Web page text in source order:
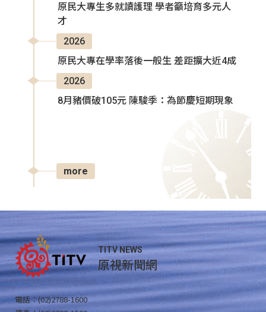
原民大專生多就讀護理 學者籲培育多元人
才
2026
原民大專在學率落後一般生 差距擴大近4成
2026
8月豬價破105元 陳駿季：為節慶短期現象
more
TITV NEWS
原視新聞網
電話：(02)2788-1600